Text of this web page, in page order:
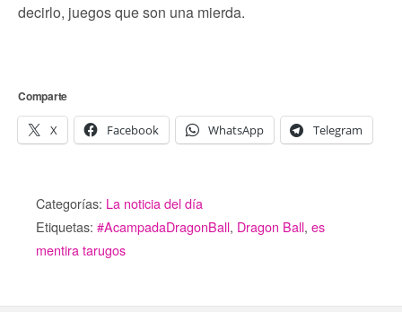
decirlo, juegos que son una mierda.
Comparte
X Facebook WhatsApp Telegram
Categorías: La noticia del día
Etiquetas: #AcampadaDragonBall, Dragon Ball, es
mentira tarugos